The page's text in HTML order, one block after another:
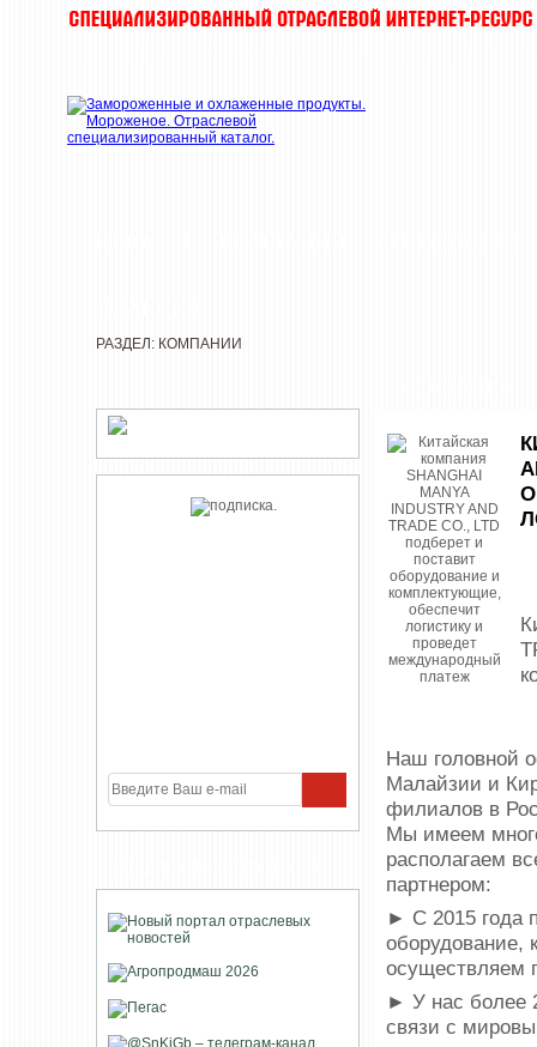
РАЗДЕЛ: КОМПАНИИ
Наш головной
Малайзии и
филиалов в
Мы имеем
располагаем
партнером:
► С 2015 года
оборудование,
осуществляем
► У нас более
связи с